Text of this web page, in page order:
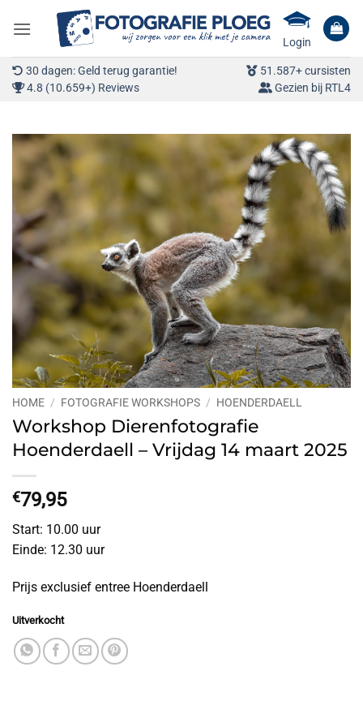
naar
Login
30 dagen: Geld terug garantie!
51.587+ cursisten
4.8 (10.659+) Reviews
Gezien bij RTL4
HOME / FOTOGRAFIE WORKSHOPS / HOENDERDAELL
Workshop Dierenfotografie
Hoenderdaell – Vrijdag 14 maart 2025
€79,95
Start: 10.00 uur
Einde: 12.30 uur
Prijs exclusief entree Hoenderdaell
Uitverkocht